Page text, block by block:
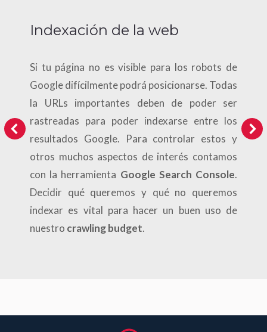
Indexación de la web
Si tu página no es visible para los robots de
Google difícilmente podrá posicionarse. Todas
la URLs importantes deben de poder ser
rastreadas para poder indexarse entre los
resultados Google. Para controlar estos y
otros muchos aspectos de interés contamos
con la herramienta Google Search Console.
Decidir qué queremos y qué no queremos
indexar es vital para hacer un buen uso de
nuestro crawling budget.